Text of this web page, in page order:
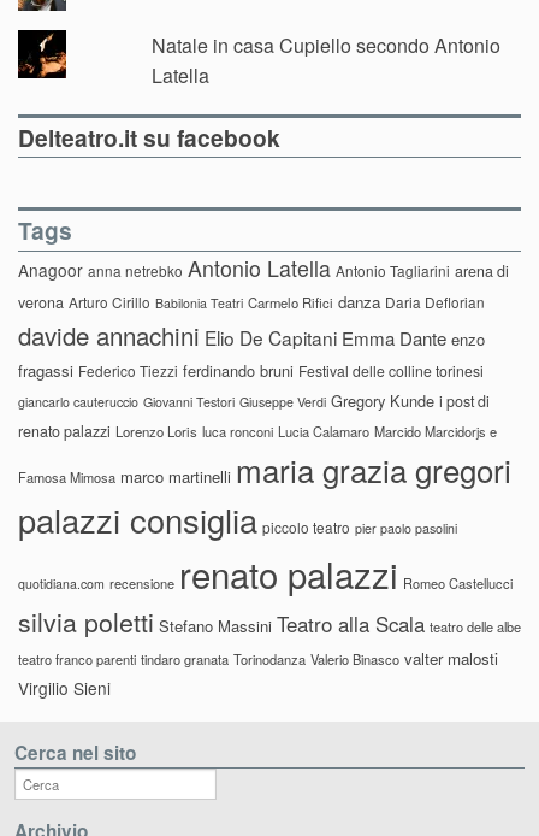
Natale in casa Cupiello secondo Antonio
Latella
Delteatro.it su facebook
Tags
Anagoor anna netrebko Antonio Latella Antonio Tagliarini arena di
verona Arturo Cirillo Babilonia Teatri Carmelo Rifici danza Daria Deflorian
davide annachini Elio De Capitani Emma Dante enzo
fragassi Federico Tiezzi ferdinando bruni Festival delle colline torinesi
giancarlo cauteruccio Giovanni Testori Giuseppe Verdi Gregory Kunde i post di
renato palazzi Lorenzo Loris luca ronconi Lucia Calamaro Marcido Marcidorjs e
Famosa Mimosa marco martinelli maria grazia gregori
palazzi consiglia piccolo teatro pier paolo pasolini
quotidiana.com recensione renato palazzi Romeo Castellucci
silvia poletti Stefano Massini Teatro alla Scala teatro delle albe
teatro franco parenti tindaro granata Torinodanza Valerio Binasco valter malosti
Virgilio Sieni
Cerca nel sito